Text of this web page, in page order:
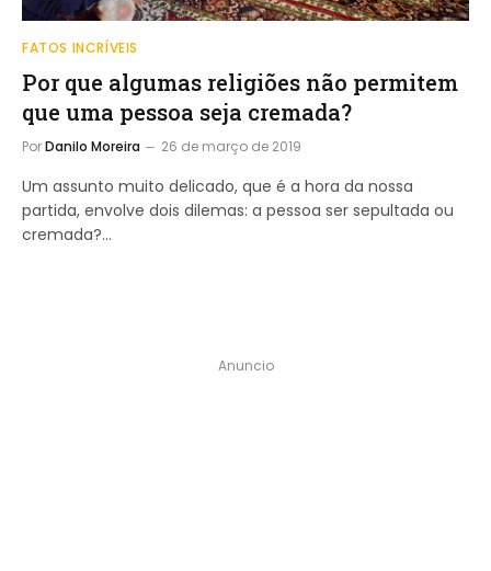
FATOS INCRÍVEIS
Por que algumas religiões não permitem
que uma pessoa seja cremada?
PorDanilo Moreira 26 de março de 2019
Um assunto muito delicado, que é a hora da nossa
partida, envolve dois dilemas: a pessoa ser sepultada ou
cremada?…
Anuncio